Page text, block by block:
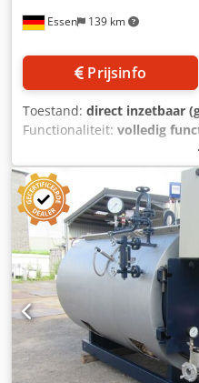
Essen 139 km
Prijsinfo
Toestand: direct inzetbaar
Functionaliteit: volledig
stoomgenerator -----
Capaciteit: 600 kg/u
Werkdruk: 16 bar Djdpfx
42,5 l Testdruk: 57 bar CE-
2006 Uitgerust met een
gasregelleiding, regelkast
voedingswaterpomp en de
fijnkoppelingen